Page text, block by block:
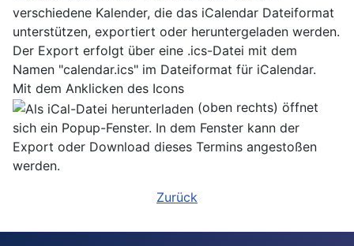
verschiedene Kalender, die das iCalendar Dateiformat
unterstützen, exportiert oder heruntergeladen werden.
Der Export erfolgt über eine .ics-Datei mit dem
Namen "calendar.ics" im Dateiformat für iCalendar.
Mit dem Anklicken des Icons
(oben rechts) öffnet
sich ein Popup-Fenster. In dem Fenster kann der
Export oder Download dieses Termins angestoßen
werden.
Zurück